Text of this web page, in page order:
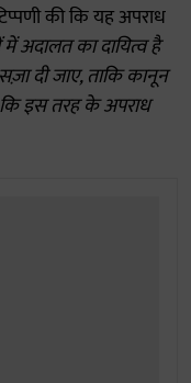
की कि यह अपराध
अदालत का दायित्व है
दी जाए, ताकि कानून
इस तरह के अपराध